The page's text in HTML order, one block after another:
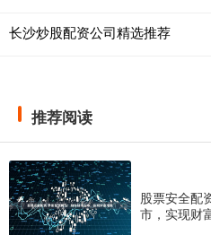
长沙炒股配资公司精选推荐
推荐阅读
股票安全配
市，实现财